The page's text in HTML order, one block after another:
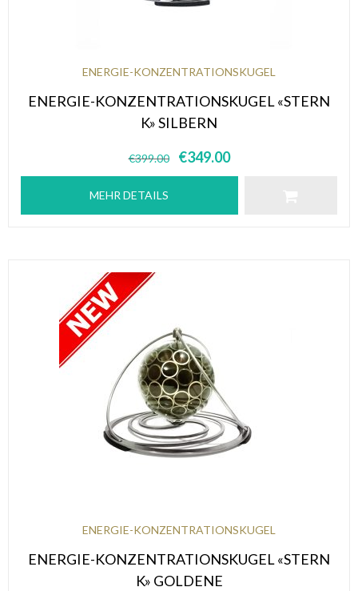
ENERGIE-KONZENTRATIONSKUGEL
ENERGIE-KONZENTRATIONSKUGEL «STERN
K» SILBERN
€399.00 €349.00
MEHR DETAILS
ENERGIE-KONZENTRATIONSKUGEL
ENERGIE-KONZENTRATIONSKUGEL «STERN
K» GOLDENE